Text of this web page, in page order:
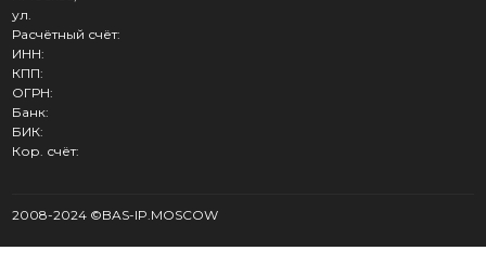
ул.
Расчётный счёт:
ИНН:
КПП:
ОГРН:
Банк:
БИК:
Кор. счёт:
2008-2024 ©BAS-IP.MOSCOW